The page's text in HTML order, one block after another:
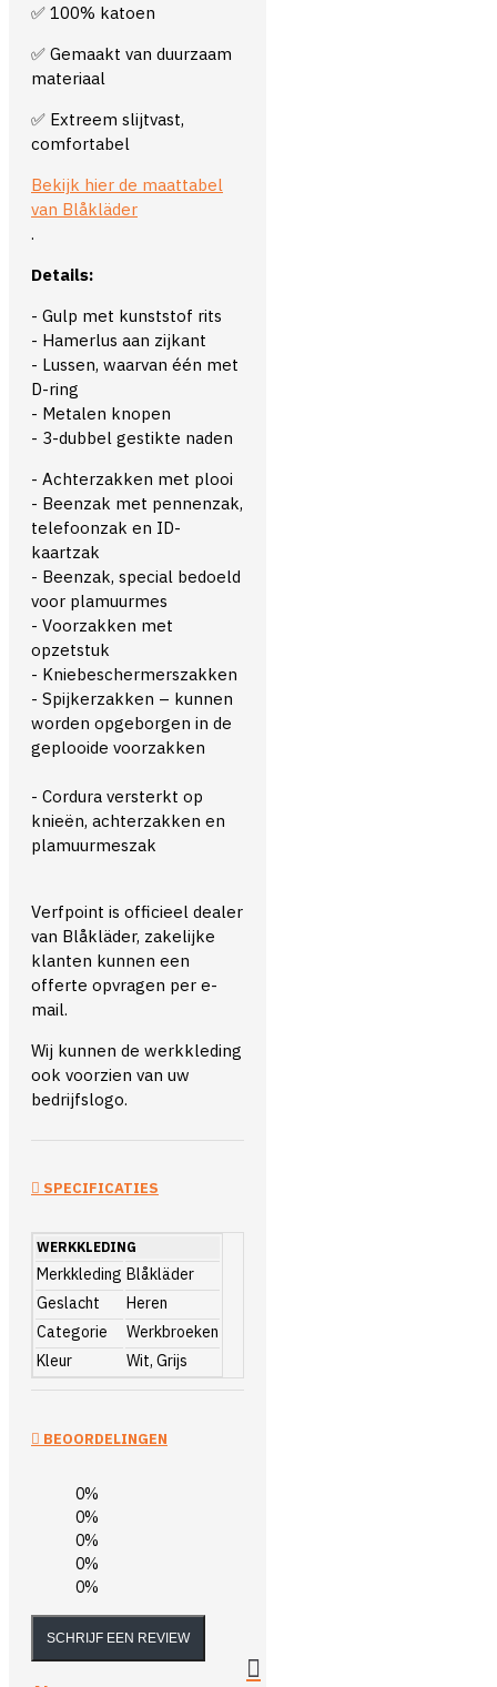
✅ 100% katoen
✅ Gemaakt van duurzaam
materiaal
✅ Extreem slijtvast,
comfortabel
Bekijk hier de maattabel
van Blåkläder
.
Details:
- Gulp met kunststof rits
- Hamerlus aan zijkant
- Lussen, waarvan één met
D-ring
- Metalen knopen
- 3-dubbel gestikte naden
- Achterzakken met plooi
- Beenzak met pennenzak,
telefoonzak en ID-
kaartzak
- Beenzak, special bedoeld
voor plamuurmes
- Voorzakken met
opzetstuk
- Kniebeschermerszakken
- Spijkerzakken – kunnen
worden opgeborgen in de
geplooide voorzakken
- Cordura versterkt op
knieën, achterzakken en
plamuurmeszak
Verfpoint is officieel dealer
van Blåkläder, zakelijke
klanten kunnen een
offerte opvragen per e-
mail.
Wij kunnen de werkkleding
ook voorzien van uw
bedrijfslogo.
SPECIFICATIES
WERKKLEDING
Merkkleding Blåkläder
Geslacht
Heren
Categorie
Werkbroeken
Kleur
Wit, Grijs
BEOORDELINGEN
0%
0%
0%
0%
0%
SCHRIJF EEN REVIEW